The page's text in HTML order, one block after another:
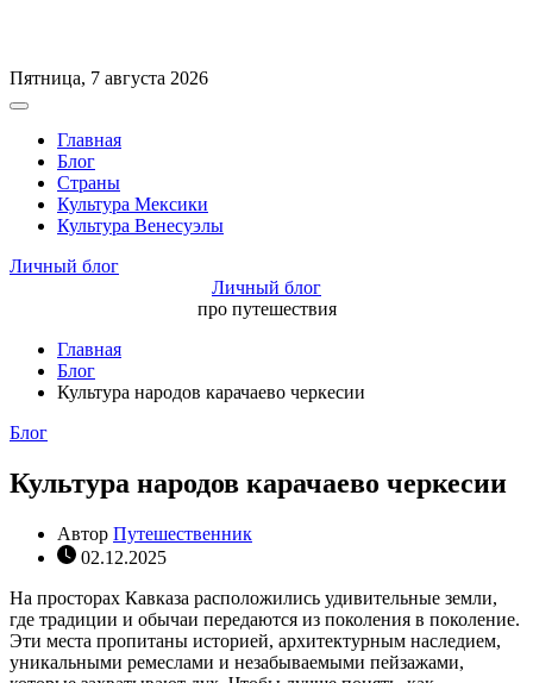
Перейти
к
Пятница, 7 августа 2026
Вне
холстаГлавная
Блог
Страны
Культура Мексики
Культура Венесуэлы
Личный блог
Личный блог
про путешествия
Главная
Блог
Культура народов карачаево черкесии
Рубрики
Блог
Культура народов карачаево черкесии
Автор Путешественник
02.12.2025
На просторах Кавказа расположились удивительные земли,
где традиции и обычаи передаются из поколения в поколение.
Эти места пропитаны историей, архитектурным наследием,
уникальными ремеслами и незабываемыми пейзажами,